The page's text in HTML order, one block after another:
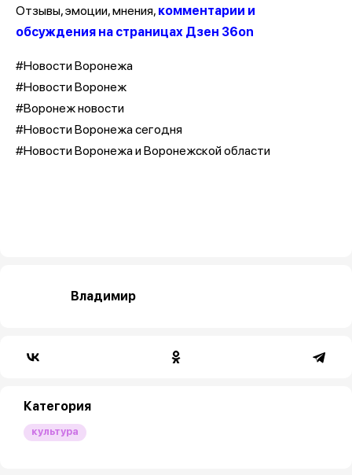
Отзывы, эмоции, мнения, комментарии и
обсуждения на страницах Дзен 36on
#Новости Воронежа
#Новости Воронеж
#Воронеж новости
#Новости Воронежа сегодня
#Новости Воронежа и Воронежской области
Владимир
Категория
культура